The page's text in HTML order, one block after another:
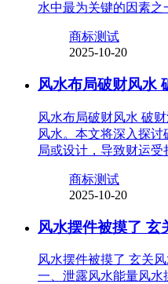
水中最为关键的因素
商标测试
2025-10-20
风水布局破财风水
风水布局破财风水 破
风水。本文将深入探
局或设计，导致财运
商标测试
2025-10-20
风水摆件被摸了 玄
风水摆件被摸了 玄关
一、泄露风水能量风水